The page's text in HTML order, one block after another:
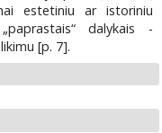
estetiniu ar istoriniu
dalykais -
[p. 7].